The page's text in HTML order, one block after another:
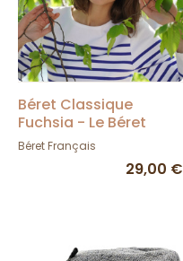
Béret Classique
Fuchsia - Le Béret
Français
Béret Français
29,00 €